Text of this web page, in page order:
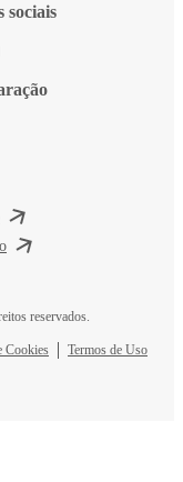
sociais
reservados.
Cookies Termos de Uso